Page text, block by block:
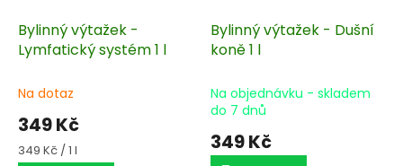
Bylinný výtažek -
Lymfatický systém 1 l
Na dotaz
349 Kč
Měrná
349 Kč / 1 l
Bylinný výtažek - Dušní
koně 1 l
Na objednávku - skladem
do 7 dnů
349 Kč